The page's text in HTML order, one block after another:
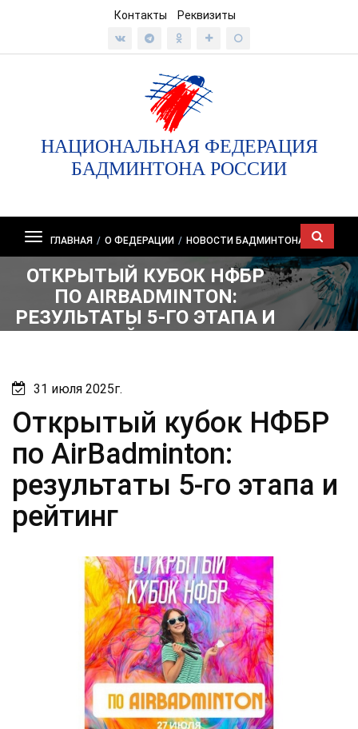
Контакты Реквизиты
НАЦИОНАЛЬНАЯ ФЕДЕРАЦИЯ
БАДМИНТОНА РОССИИ
Показать/
скрыть
навигацию
ГЛАВНАЯ / О ФЕДЕРАЦИИ / НОВОСТИ БАДМИНТОНА
ОТКРЫТЫЙ КУБОК НФБР
ПО AIRBADMINTON:
РЕЗУЛЬТАТЫ 5-ГО ЭТАПА И
РЕЙТИНГ
31 июля 2025г.
Открытый кубок НФБР
по AirBadminton:
результаты 5-го этапа и
рейтинг